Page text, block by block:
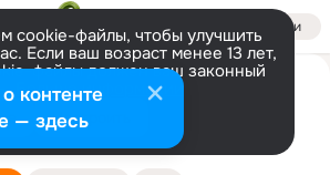
Войти
cookie-файлы, чтобы улучшить
Если ваш возраст менее 13 лет,
файлы должен ваш законный
Больше информации
Настроить
Українка
23 мая (50 лет) Подробнее
контенте
— здесь